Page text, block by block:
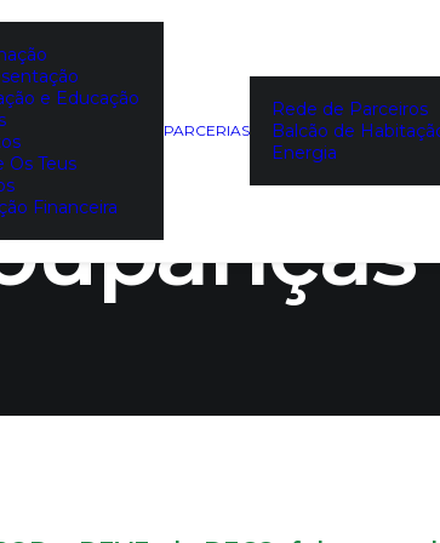
e Educação
Os Teus
Financeira
PARCERIAS
Rede de Parceiros
Balcão de
Energia